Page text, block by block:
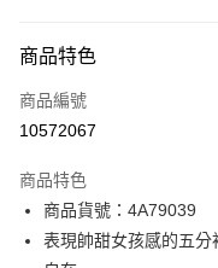
信用卡一次付款
信用卡分期付款
合作金庫商業銀行
華南商業銀行
上海商業儲蓄銀行
超商取貨付款
LINE Pay
商品特色
商品編號
10572067
商品特色
商品貨號：4A79039
表現帥甜女孩感的五